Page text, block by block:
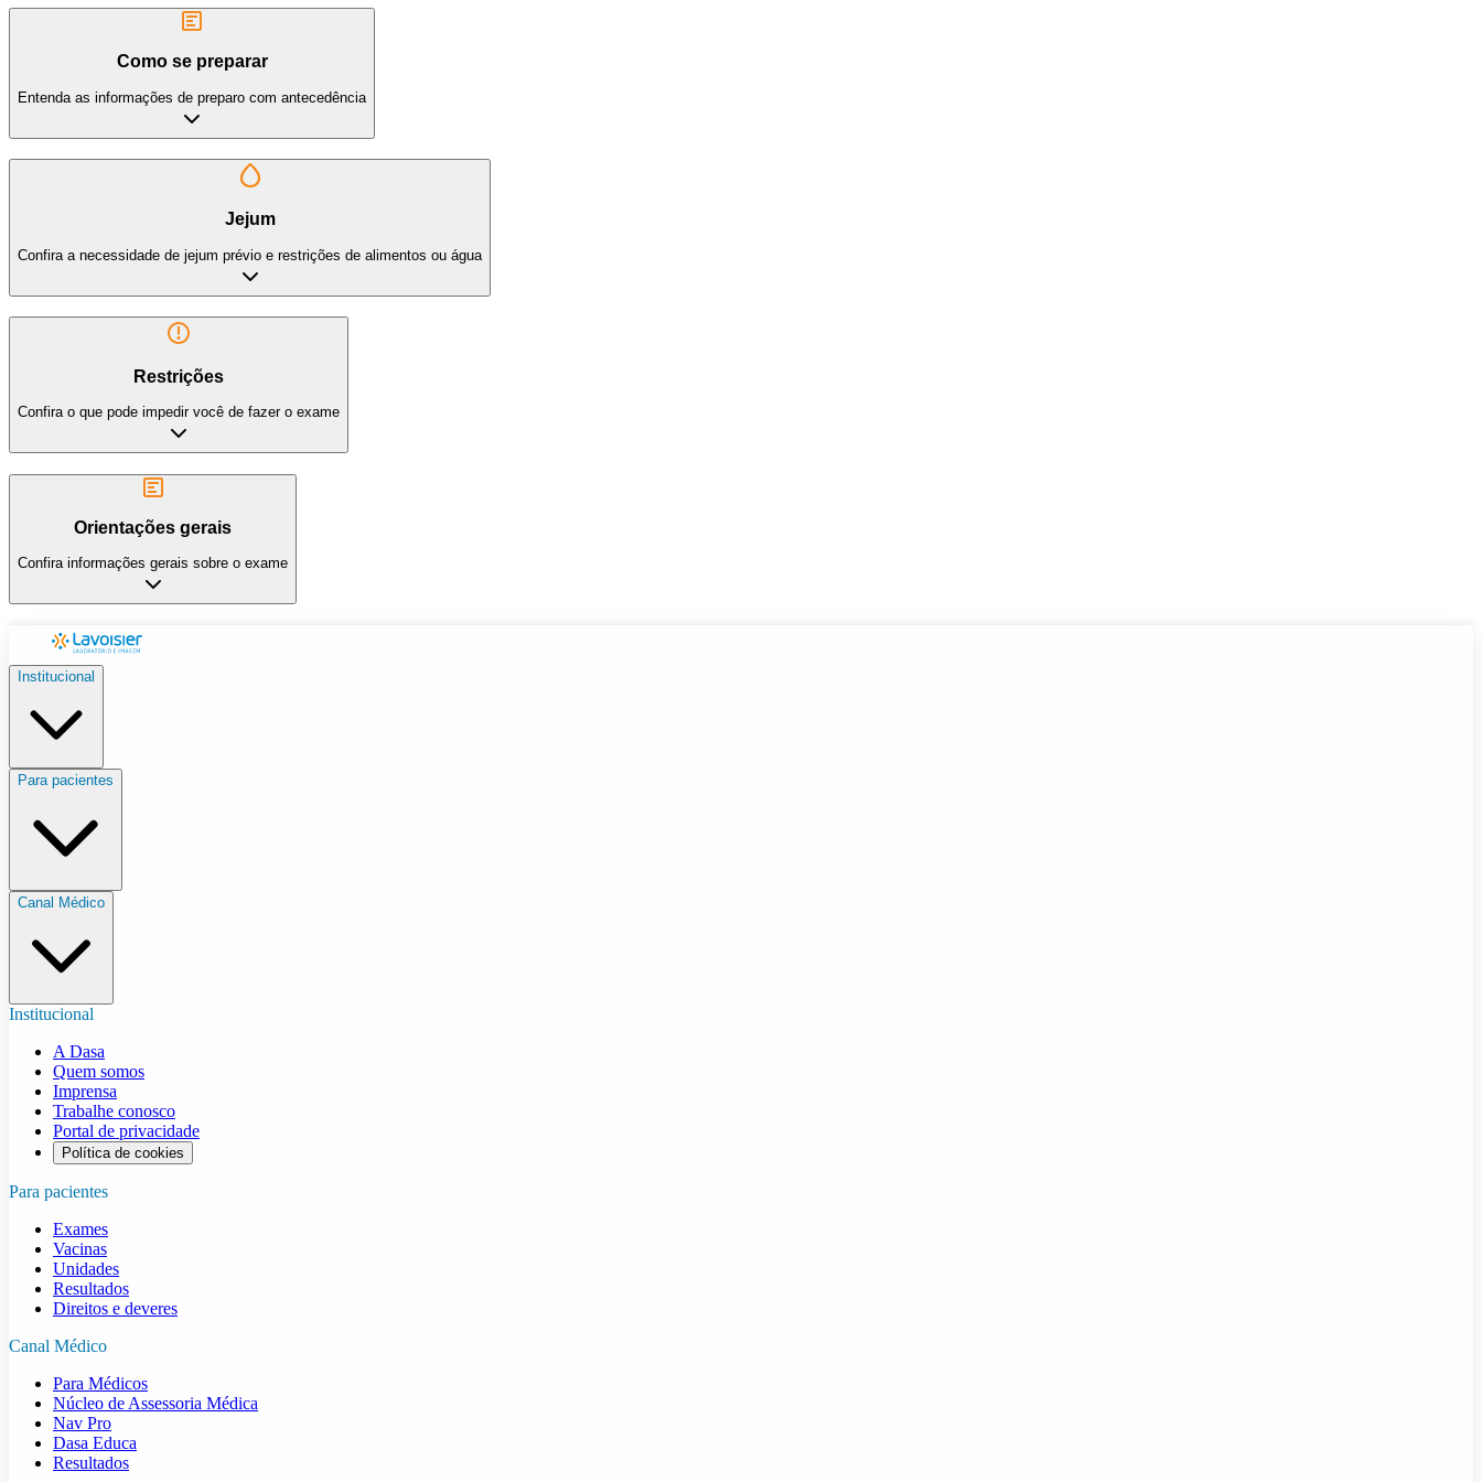
Como se preparar
Entenda as informações de preparo com antecedência
Jejum
Confira a necessidade de jejum prévio e restrições de alimentos ou água
Restrições
Confira o que pode impedir você de fazer o exame
Orientações gerais
Confira informações gerais sobre o exame
Institucional
Para pacientes
Canal Médico
Institucional
A Dasa
Quem somos
Imprensa
Trabalhe conosco
Portal de privacidade
Política de cookies
Para pacientes
Exames
Vacinas
Unidades
Resultados
Direitos e deveres
Canal Médico
Para Médicos
Núcleo de Assessoria Médica
Nav Pro
Dasa Educa
Resultados